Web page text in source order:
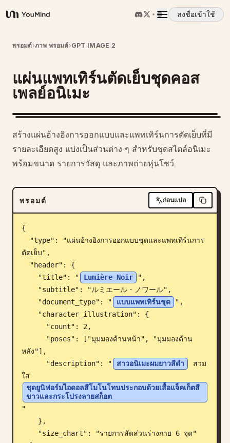
YouMind
ลงชื่อเข้าใช้
ภาพรวม
กรณีการใช้งาน
ทักษะ
พรอมต์
ดาวน์โหลด
พรอมต์›ภาพ พรอมต์›GPT IMAGE 2
แผ่นแพทเทิร์นตัดเย็บชุดคอส
เพลย์อนิเมะ
สร้างแผ่นอ้างอิงการออกแบบและแพทเทิร์นการตัดเย็บที่มี
รายละเอียดสูง แบ่งเป็นส่วนต่าง ๆ สำหรับชุดสไตล์อนิเมะ
พร้อมขนาด รายการวัสดุ และภาพถ่ายหุ่นโชว์
พรอมต์ ก่อนแปล
{
ตัดเย็บ",
    "title": "
Lumière Noir
",
    "document_type": "
แบบแพทเทิร์นชุด
",
หลัง"],
      "description": "
สาวอนิเมะผมยาวสีดำ
สวม
ใส่
ชุดยูนิฟอร์มไอดอลสีโมโนโทนประกอบด้วยเสื้อแจ็คเก็ตสี
ขาวและกระโปรงลายสก็อต
"